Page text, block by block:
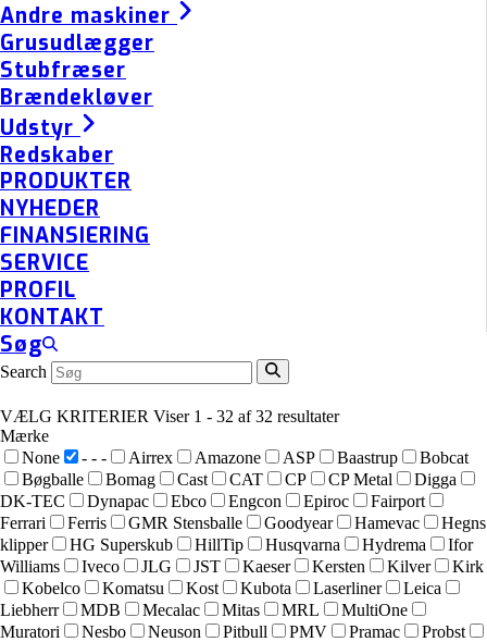
Andre maskiner
Grusudlægger
Stubfræser
Brændekløver
Udstyr
Redskaber
PRODUKTER
NYHEDER
FINANSIERING
SERVICE
PROFIL
KONTAKT
Søg
Search
VÆLG KRITERIER Viser 1 - 32 af 32 resultater
Mærke
None
- - - Airrex Amazone ASP Baastrup
Bobcat
Bøgballe
Bomag Cast CAT CP CP Metal
Digga
DK-TEC
Dynapac Ebco Engcon Epiroc
Fairport
Ferrari
Ferris GMR Stensballe Goodyear Hamevac
Hegns
klipper
HG Superskub HillTip Husqvarna Hydrema
Ifor
Williams
Iveco JLG JST Kaeser Kersten Kilver
Kirk
Kobelco
Komatsu Kost Kubota Laserliner
Leica
Liebherr
MDB Mecalac Mitas MRL
MultiOne
Muratori
Nesbo Neuson Pitbull PMV Pramac
Probst